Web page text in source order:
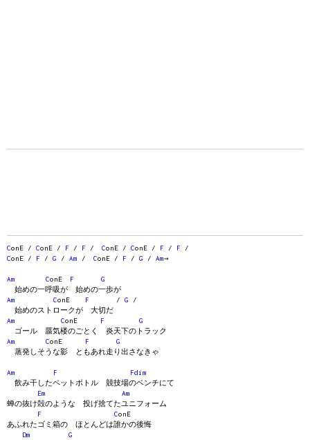
ConE / ConE / F / F / ConE / ConE / F / F /
ConE / F / G / Am / ConE / F / G / Am→
Am ConE F
G
始めの一呼吸が 始めの一歩が
Am
ConE F / G /
始めのストロークが 大切だ
Am
ConE F
G
ゴール 蜃気楼のごとく 炎天下のトラック
Am
ConE F
G
蒸発しそうな影 ともあれ走り出さなきゃ
Am F
Fdim
飲み干したペットボトル 競技場のベンチにて
Em
Am
蝉の抜け殻のような 投げ捨てたユニフォーム
F
ConE
あふれたゴミ箱の ほとんどは誰かの後悔
Dm
G